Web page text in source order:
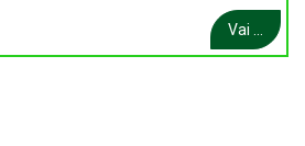
Vai ...